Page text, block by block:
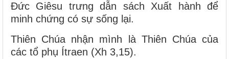
Đức Giêsu trưng dẫn sách Xuất hành để
minh chứng có sự sống lại.
Thiên Chúa nhận mình là Thiên Chúa của
các tổ phụ Ítraen (Xh 3,15).